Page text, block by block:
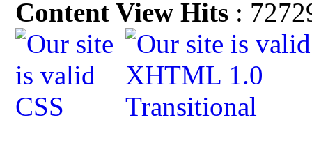
Content View Hits :